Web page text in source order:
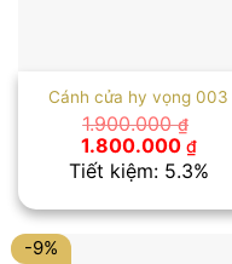
Cánh cửa hy vọng 003
1.900.000₫
Giá
gốc
là:
1.800.000 ₫Giá
hiện
tại
Tiết kiệm: 5.3%
-9%